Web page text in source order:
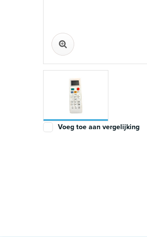
Voeg toe aan vergelijking